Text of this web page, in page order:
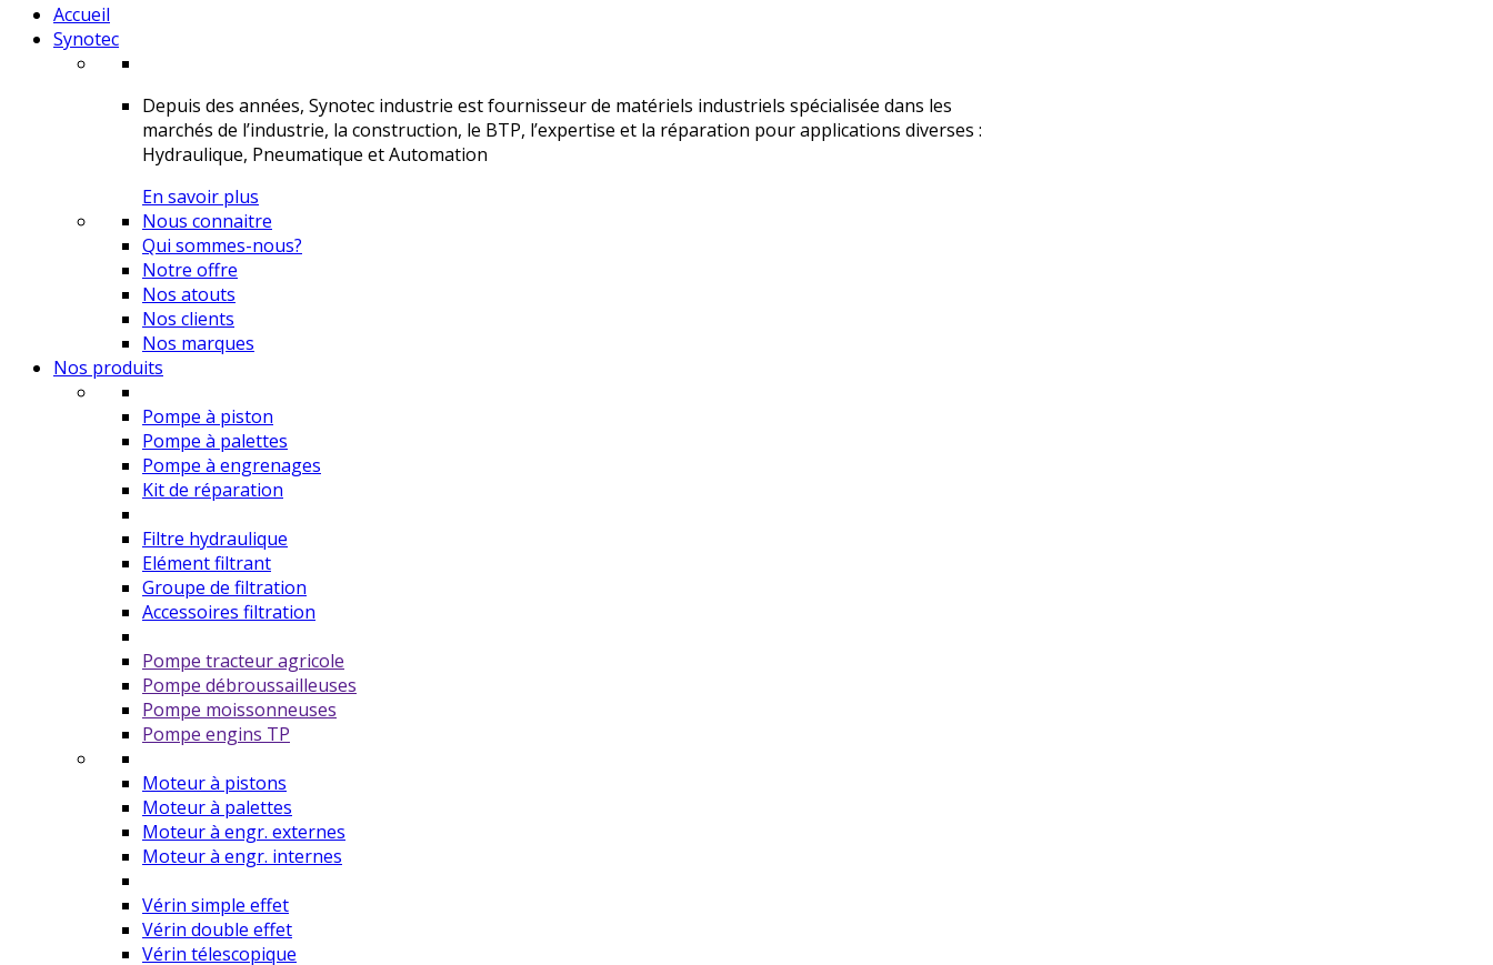
Accueil
Synotec
Depuis des années, Synotec industrie est fournisseur de matériels industriels spécialisée dans les
marchés de l’industrie, la construction, le BTP, l’expertise et la réparation pour applications diverses :
Hydraulique, Pneumatique et Automation
En savoir plus
Nous connaitre
Qui sommes-nous?
Notre offre
Nos atouts
Nos clients
Nos marques
Nos produits
Pompe à piston
Pompe à palettes
Pompe à engrenages
Kit de réparation
Filtre hydraulique
Elément filtrant
Groupe de filtration
Accessoires filtration
Pompe tracteur agricole
Pompe débroussailleuses
Pompe moissonneuses
Pompe engins TP
Moteur à pistons
Moteur à palettes
Moteur à engr. externes
Moteur à engr. internes
Vérin simple effet
Vérin double effet
Vérin télescopique